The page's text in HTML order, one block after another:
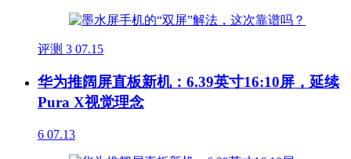
评测 3 07.15
华为推阔屏直板新机：6.39英寸16:10屏，延续
Pura X视觉理念
6 07.13